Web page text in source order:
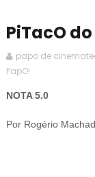
PiTacO
papo de
PapO!
NOTA 5.0
Por Rogério